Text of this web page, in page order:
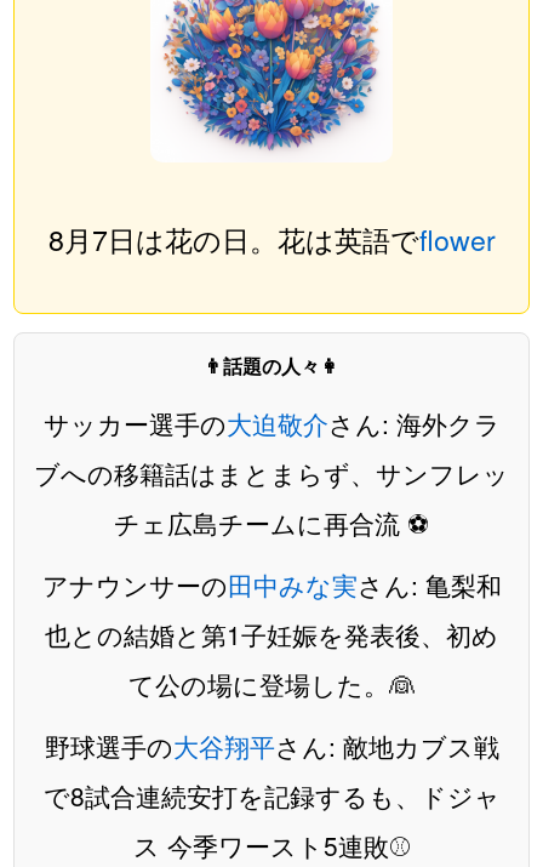
8月7日は花の日。花は英語でflower
👨話題の人々👩
サッカー選手の大迫敬介さん: 海外クラ
ブへの移籍話はまとまらず、サンフレッ
チェ広島チームに再合流 ⚽️
アナウンサーの田中みな実さん: 亀梨和
也との結婚と第1子妊娠を発表後、初め
て公の場に登場した。👰
野球選手の大谷翔平さん: 敵地カブス戦
で8試合連続安打を記録するも、ドジャ
ス 今季ワースト5連敗⚾️